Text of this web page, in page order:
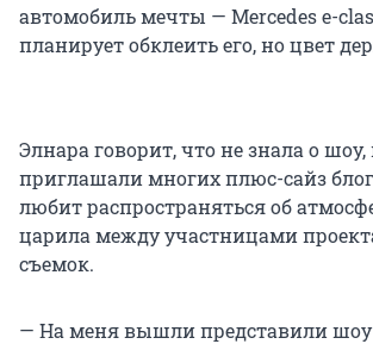
автомобиль мечты — Mercedes e-
планирует обклеить его, но цвет
Элнара говорит, что не знала о шоу,
приглашали многих плюс-сайз
любит распространяться об
царила между участницами
съемок.
— На меня вышли представили